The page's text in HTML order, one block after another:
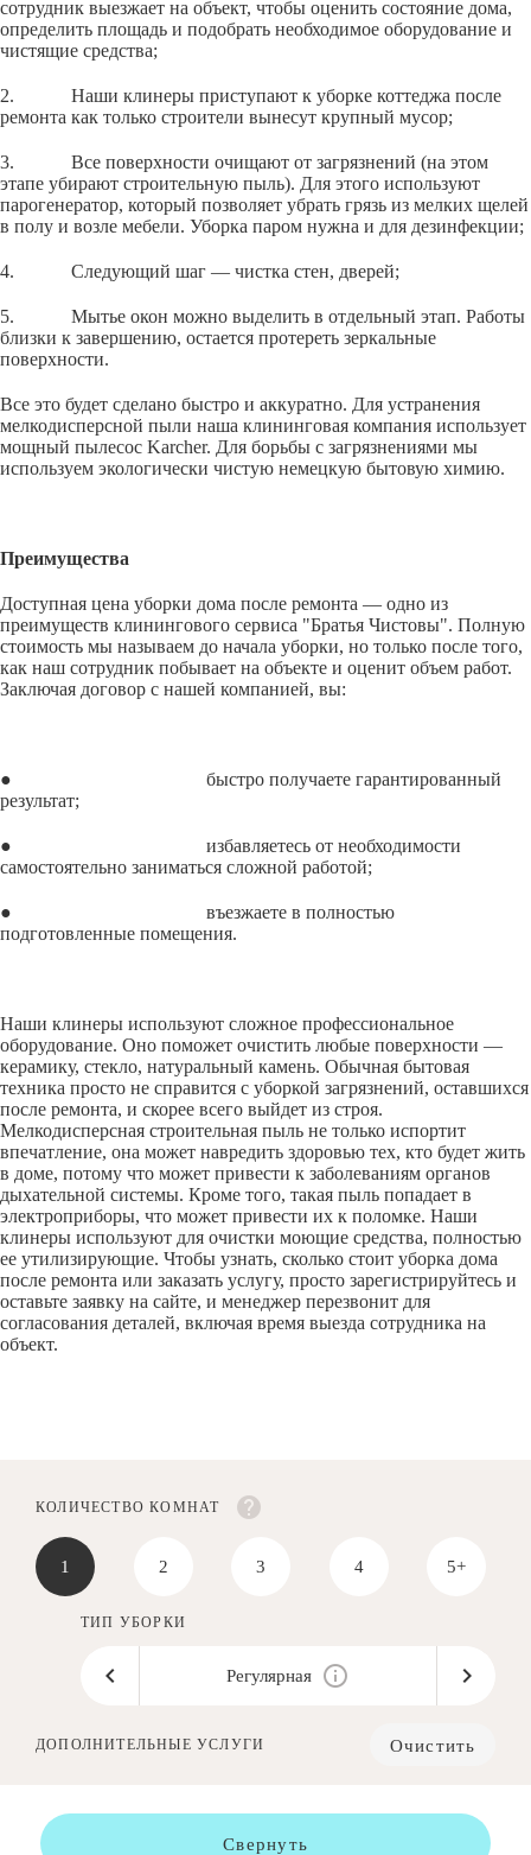
сотрудник выезжает на объект, чтобы оценить состояние дома,
определить площадь и подобрать необходимое оборудование и
чистящие средства;
2. Наши клинеры приступают к уборке коттеджа после
ремонта как только строители вынесут крупный мусор;
3. Все поверхности очищают от загрязнений (на этом
этапе убирают строительную пыль). Для этого используют
парогенератор, который позволяет убрать грязь из мелких щелей
в полу и возле мебели. Уборка паром нужна и для дезинфекции;
4. Следующий шаг — чистка стен, дверей;
5. Мытье окон можно выделить в отдельный этап. Работы
близки к завершению, остается протереть зеркальные
поверхности.
Все это будет сделано быстро и аккуратно. Для устранения
мелкодисперсной пыли наша клининговая компания использует
мощный пылесос Karcher. Для борьбы с загрязнениями мы
используем экологически чистую немецкую бытовую химию.
Преимущества
Доступная цена уборки дома после ремонта — одно из
преимуществ клинингового сервиса "Братья Чистовы". Полную
стоимость мы называем до начала уборки, но только после того,
как наш сотрудник побывает на объекте и оценит объем работ.
Заключая договор с нашей компанией, вы:
● быстро получаете гарантированный
результат;
● избавляетесь от необходимости
самостоятельно заниматься сложной работой;
● въезжаете в полностью
подготовленные помещения.
Наши клинеры используют сложное профессиональное
оборудование. Оно поможет очистить любые поверхности —
керамику, стекло, натуральный камень. Обычная бытовая
техника просто не справится с уборкой загрязнений, оставшихся
после ремонта, и скорее всего выйдет из строя.
Мелкодисперсная строительная пыль не только испортит
впечатление, она может навредить здоровью тех, кто будет жить
в доме, потому что может привести к заболеваниям органов
дыхательной системы. Кроме того, такая пыль попадает в
электроприборы, что может привести их к поломке. Наши
клинеры используют для очистки моющие средства, полностью
ее утилизирующие. Чтобы узнать, сколько стоит уборка дома
после ремонта или заказать услугу, просто зарегистрируйтесь и
оставьте заявку на сайте, и менеджер перезвонит для
согласования деталей, включая время выезда сотрудника на
объект.
КОЛИЧЕСТВО КОМНАТ
1 2 3 4 5+
ТИП УБОРКИ
Регулярная
ДОПОЛНИТЕЛЬНЫЕ УСЛУГИ Очистить
Свернуть